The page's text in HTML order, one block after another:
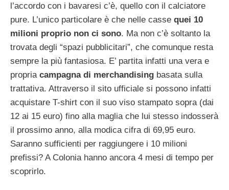
l’accordo con i bavaresi c’è, quello con il calciatore
pure. L’unico particolare è che nelle casse quei 10
milioni proprio non ci sono. Ma non c’è soltanto la
trovata degli “spazi pubblicitari”, che comunque resta
sempre la più fantasiosa. E’ partita infatti una vera e
propria campagna di merchandising basata sulla
trattativa. Attraverso il sito ufficiale si possono infatti
acquistare T-shirt con il suo viso stampato sopra (dai
12 ai 15 euro) fino alla maglia che lui stesso indosserà
il prossimo anno, alla modica cifra di 69,95 euro.
Saranno sufficienti per raggiungere i 10 milioni
prefissi? A Colonia hanno ancora 4 mesi di tempo per
scoprirlo.